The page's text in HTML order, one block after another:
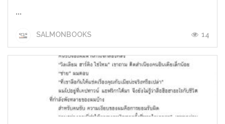
...
SALMONBOOKS 14